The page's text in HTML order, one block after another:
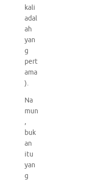
kali
adal
ah
yan
g
pert
ama
).
Na
mun
,
buk
an
itu
yan
g